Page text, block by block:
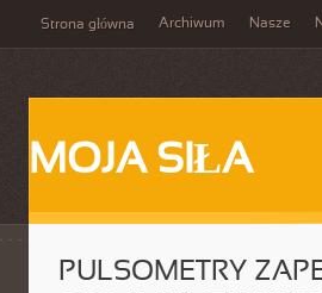
Strona główna Archiwum Nasze
MOJA SIŁA
PULSOMETRY